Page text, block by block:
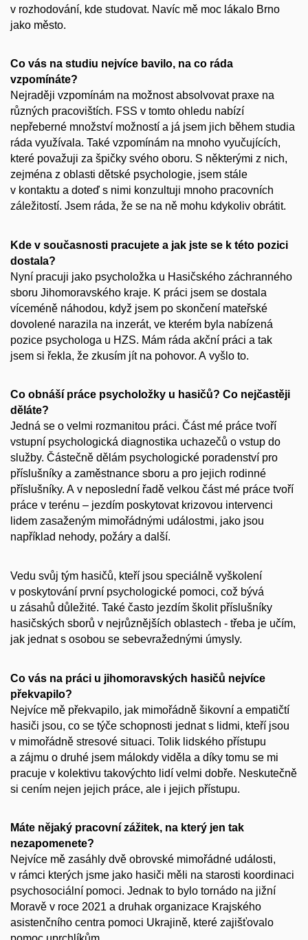
v rozhodování, kde studovat. Navíc mě moc lákalo Brno
jako město.
Co vás na studiu nejvíce bavilo, na co ráda
vzpomínáte?
Nejraději vzpomínám na možnost absolvovat praxe na
různých pracovištích. FSS v tomto ohledu nabízí
nepřeberné množství možností a já jsem jich během studia
ráda využívala. Také vzpomínám na mnoho vyučujících,
které považuji za špičky svého oboru. S některými z nich,
zejména z oblasti dětské psychologie, jsem stále
v kontaktu a doteď s nimi konzultuji mnoho pracovních
záležitostí. Jsem ráda, že se na ně mohu kdykoliv obrátit.
Kde v současnosti pracujete a jak jste se k této pozici
dostala?
Nyní pracuji jako psycholožka u Hasičského záchranného
sboru Jihomoravského kraje. K práci jsem se dostala
víceméně náhodou, když jsem po skončení mateřské
dovolené narazila na inzerát, ve kterém byla nabízená
pozice psychologa u HZS. Mám ráda akční práci a tak
jsem si řekla, že zkusím jít na pohovor. A vyšlo to.
Co obnáší práce psycholožky u hasičů? Co nejčastěji
děláte?
Jedná se o velmi rozmanitou práci. Část mé práce tvoří
vstupní psychologická diagnostika uchazečů o vstup do
služby. Částečně dělám psychologické poradenství pro
příslušníky a zaměstnance sboru a pro jejich rodinné
příslušníky. A v neposlední řadě velkou část mé práce tvoří
práce v terénu – jezdím poskytovat krizovou intervenci
lidem zasaženým mimořádnými událostmi, jako jsou
například nehody, požáry a další.
Vedu svůj tým hasičů, kteří jsou speciálně vyškolení
v poskytování první psychologické pomoci, což bývá
u zásahů důležité. Také často jezdím školit příslušníky
hasičských sborů v nejrůznějších oblastech - třeba je učím,
jak jednat s osobou se sebevražednými úmysly.
Co vás na práci u jihomoravských hasičů nejvíce
překvapilo?
Nejvíce mě překvapilo, jak mimořádně šikovní a empatičtí
hasiči jsou, co se týče schopnosti jednat s lidmi, kteří jsou
v mimořádně stresové situaci. Tolik lidského přístupu
a zájmu o druhé jsem málokdy viděla a díky tomu se mi
pracuje v kolektivu takovýchto lidí velmi dobře. Neskutečně
si cením nejen jejich práce, ale i jejich přístupu.
Máte nějaký pracovní zážitek, na který jen tak
nezapomenete?
Nejvíce mě zasáhly dvě obrovské mimořádné události,
v rámci kterých jsme jako hasiči měli na starosti koordinaci
psychosociální pomoci. Jednak to bylo tornádo na jižní
Moravě v roce 2021 a druhak organizace Krajského
asistenčního centra pomoci Ukrajině, které zajišťovalo